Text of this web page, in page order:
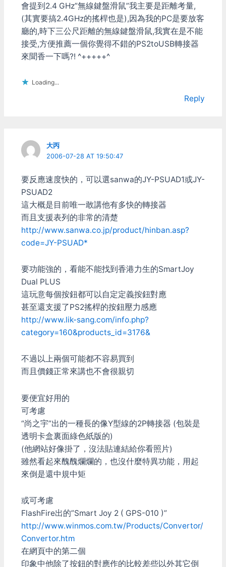
會提到2.4 GHz”無線鍵盤滑鼠”我主要是距離考量,
(其實要搞2.4GHz的搖桿也是),因為我的PC是要放客
廳的,時下三公尺距離的無線鍵盤滑鼠,我實在是不能
接受,方便推薦一個你覺得不錯的PS2toUSB轉接器
來聞香一下嗎?! ^+++++^
Loading...
Reply
大丙
2006-07-28 AT 19:50:47
要反應速度快的，可以選sanwa的JY-PSUAD1或JY-
PSUAD2
這大概是目前唯一敢講他有多快的轉接器
而且支援表列的非常的清楚
http://www.sanwa.co.jp/product/hinban.asp?
code=JY-PSUAD*
要功能強的，看能不能找到香港力生的SmartJoy
Dual PLUS
這玩意每個按鈕都可以自定定義按鈕對應
甚至還支援了PS2搖桿的按鈕壓力感應
http://www.lik-sang.com/info.php?
category=160&products_id=3176&
不過以上兩個可能都不容易買到
而且價錢正常來講也不會很親切
要便宜好用的
可考慮
“尚之宇”出的一種長的像Y型線的2P轉接器 (包裝是
透明卡盒裏面綠色紙版的)
(他網站好像掛了，沒法貼連結給你看照片)
雖然看起來醜醜爛爛的，也沒什麼特異功能，用起
來倒是還中規中矩
或可考慮
FlashFire出的”Smart Joy 2 ( GPS-010 )”
http://www.winmos.com.tw/Products/Convertor/
Convertor.htm
在網頁中的第二個
印象中他除了按鈕的對應作的比較差些以外其它倒